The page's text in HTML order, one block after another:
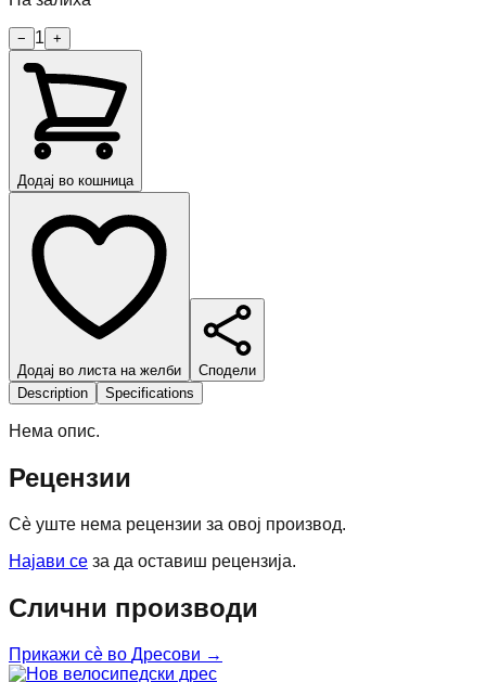
− 1 +
Додај во кошница
Додај во листа на желби
Сподели
Description
Specifications
Нема опис.
Рецензии
Сè уште нема рецензии за овој производ.
Најави се за да оставиш рецензија.
Слични производи
Прикажи сè во Дресови →